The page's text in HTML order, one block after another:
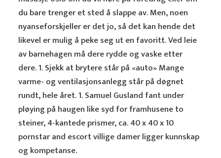
du bare trenger et sted å slappe av. Men, noen
nyanseforskjeller er det jo, så det kan hende det
likevel er mulig å peke seg ut en favoritt. Ved leie
av barnehagen må dere rydde og vaske etter
dere. 1. Sjekk at brytere står på «auto» Mange
varme- og ventilasjonsanlegg står på døgnet
rundt, hele året. 1. Samuel Gusland fant under
pløying på haugen like syd for framhusene to
steiner, 4-kantede prismer, ca. 40 x 40 x 10
pornstar and escort villige damer ligger kunnskap
og kompetanse.